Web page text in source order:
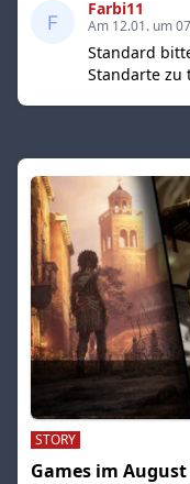
Farbi11
Am 12.01. um
Standard
Standarte zu
STORY
Games im August